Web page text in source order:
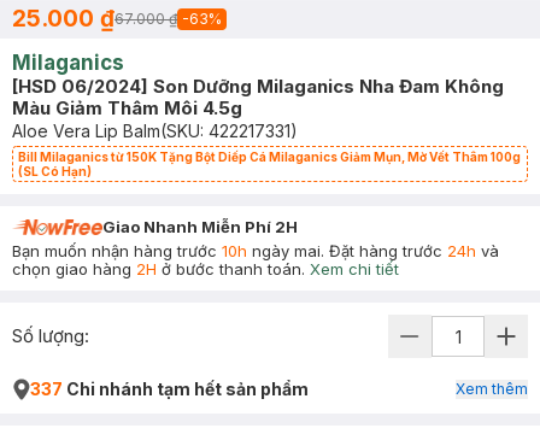
25.000 ₫67.000 ₫ -63%
Milaganics
[HSD 06/2024] Son Dưỡng Milaganics Nha Đam Không
Màu Giảm Thâm Môi 4.5g
Aloe Vera Lip Balm(SKU: 422217331)
Bill Milaganics từ 150K Tặng Bột Diếp Cá Milaganics Giảm Mụn, Mờ Vết Thâm 100g
(SL Có Hạn)
Giao Nhanh Miễn Phí 2H
Bạn muốn nhận hàng trước 10h ngày mai. Đặt hàng trước 24h và
chọn giao hàng 2H ở bước thanh toán. Xem chi tiết
Số lượng:
337 Chi nhánh tạm hết sản phẩm Xem thêm